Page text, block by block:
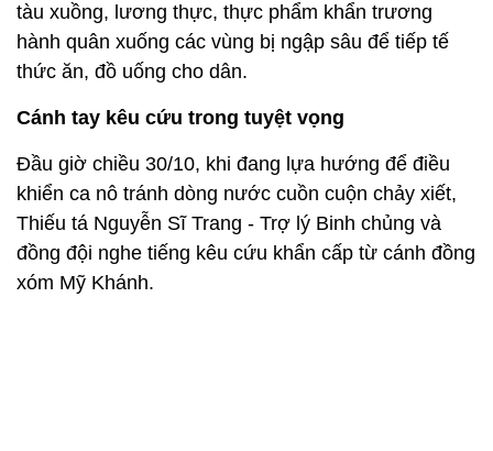
tàu xuồng, lương thực, thực phẩm khẩn trương
hành quân xuống các vùng bị ngập sâu để tiếp tế
thức ăn, đồ uống cho dân.
Cánh tay kêu cứu trong tuyệt vọng
Đầu giờ chiều 30/10, khi đang lựa hướng để điều
khiển ca nô tránh dòng nước cuồn cuộn chảy xiết,
Thiếu tá Nguyễn Sĩ Trang - Trợ lý Binh chủng và
đồng đội nghe tiếng kêu cứu khẩn cấp từ cánh đồng
xóm Mỹ Khánh.